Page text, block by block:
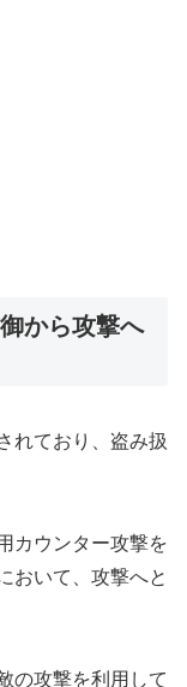
から攻撃へ
れており、盗み扱
カウンター攻撃を
おいて、攻撃へと
の攻撃を利用して